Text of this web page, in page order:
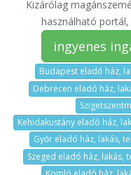
Kizárólag
használható
ingyenes
Budapest eladó ház,
Debrecen eladó ház,
Kehidakustány eladó ház,
Győr eladó ház, lakás,
Szeged eladó ház, lakás,